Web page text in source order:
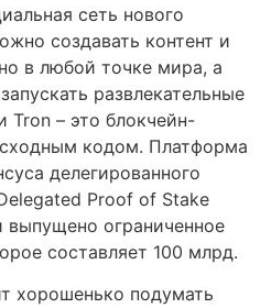
сеть нового
создавать контент и
в любой точке мира, а
развлекательные
Tron – это блокчейн-
кодом. Платформа
делегированного
Proof of Stake
выпущено ограниченное
составляет 100 млрд.
хорошенько подумать